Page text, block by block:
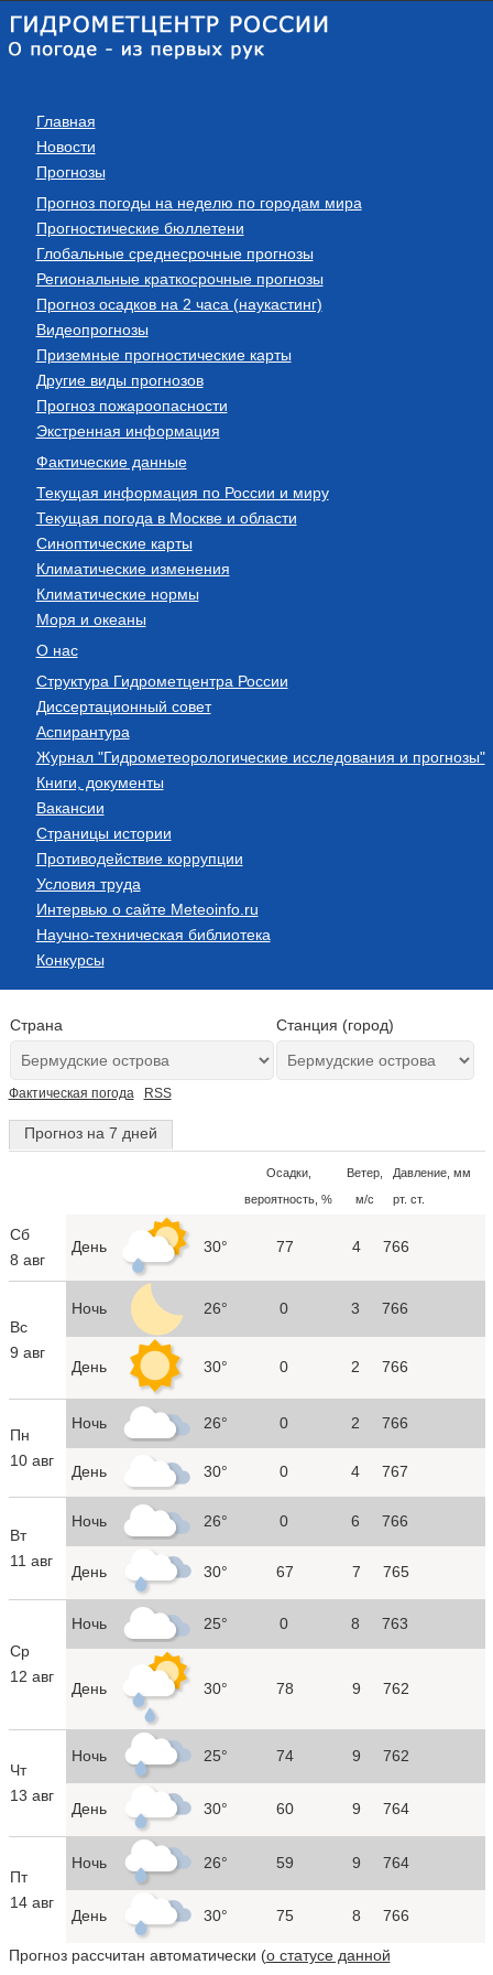
Главная
Новости
Прогнозы
Прогноз погоды на неделю по городам мира
Прогностические бюллетени
Глобальные среднесрочные прогнозы
Региональные краткосрочные прогнозы
Прогноз осадков на 2 часа (наукастинг)
Видеопрогнозы
Приземные прогностические карты
Другие виды прогнозов
Прогноз пожароопасности
Экстренная информация
Фактические данные
Текущая информация по России и миру
Текущая погода в Москве и области
Синоптические карты
Климатические изменения
Климатические нормы
Моря и океаны
О нас
Структура Гидрометцентра России
Диссертационный совет
Аспирантура
Журнал "Гидрометеорологические исследования и прогнозы"
Книги, документы
Вакансии
Страницы истории
Противодействие коррупции
Условия труда
Интервью о сайте Meteoinfo.ru
Научно-техническая библиотека
Конкурсы
Страна Станция (город)
Фактическая погода RSS
Прогноз на 7 дней
Осадки,
вероятность, %
Ветер,
м/с
Давление, мм
рт. ст.
Сб
8 авг
День 30° 77 4 766
Вс
9 авг
Ночь 26° 0 3 766
День 30° 0 2 766
Пн
10 авг
Ночь 26° 0 2 766
День 30° 0 4 767
Вт
11 авг
Ночь 26° 0 6 766
День 30° 67 7 765
Ср
12 авг
Ночь 25° 0 8 763
День 30° 78 9 762
Чт
13 авг
Ночь 25° 74 9 762
День 30° 60 9 764
Пт
14 авг
Ночь 26° 59 9 764
День 30° 75 8 766
Прогноз рассчитан автоматически (о статусе данной